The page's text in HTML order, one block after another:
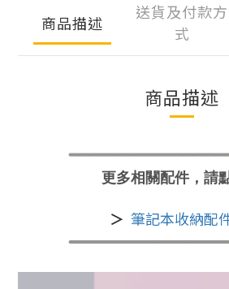
商品描述
送貨及付款方
式
商品描述
更多相關配件，請
＞ 筆記本收納配